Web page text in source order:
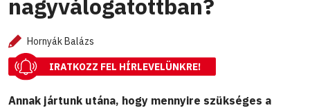
nagyválogatottban?
Hornyák Balázs
IRATKOZZ FEL HÍRLEVELÜNKRE!
Annak jártunk utána, hogy mennyire szükséges a